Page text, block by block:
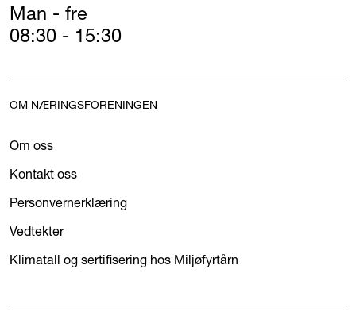
Man - fre
08:30 - 15:30
OM NÆRINGSFORENINGEN
Om oss
Kontakt oss
Personvernerklæring
Vedtekter
Klimatall og sertifisering hos Miljøfyrtårn